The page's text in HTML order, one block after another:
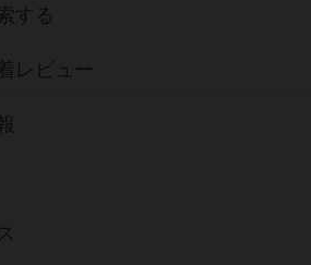
する
レビュー